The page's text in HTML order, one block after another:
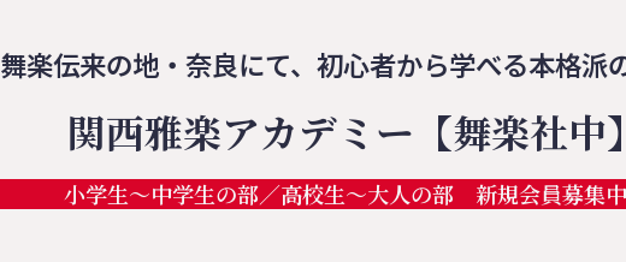
舞楽伝来の地・奈良にて、初心者から学べる本格
関西雅楽アカデミー【舞楽社中
小学生〜中学生の部／高校生～大人の部 新規会員募集